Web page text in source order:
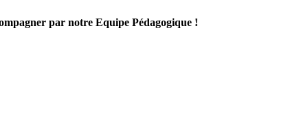
par notre Equipe Pédagogique !